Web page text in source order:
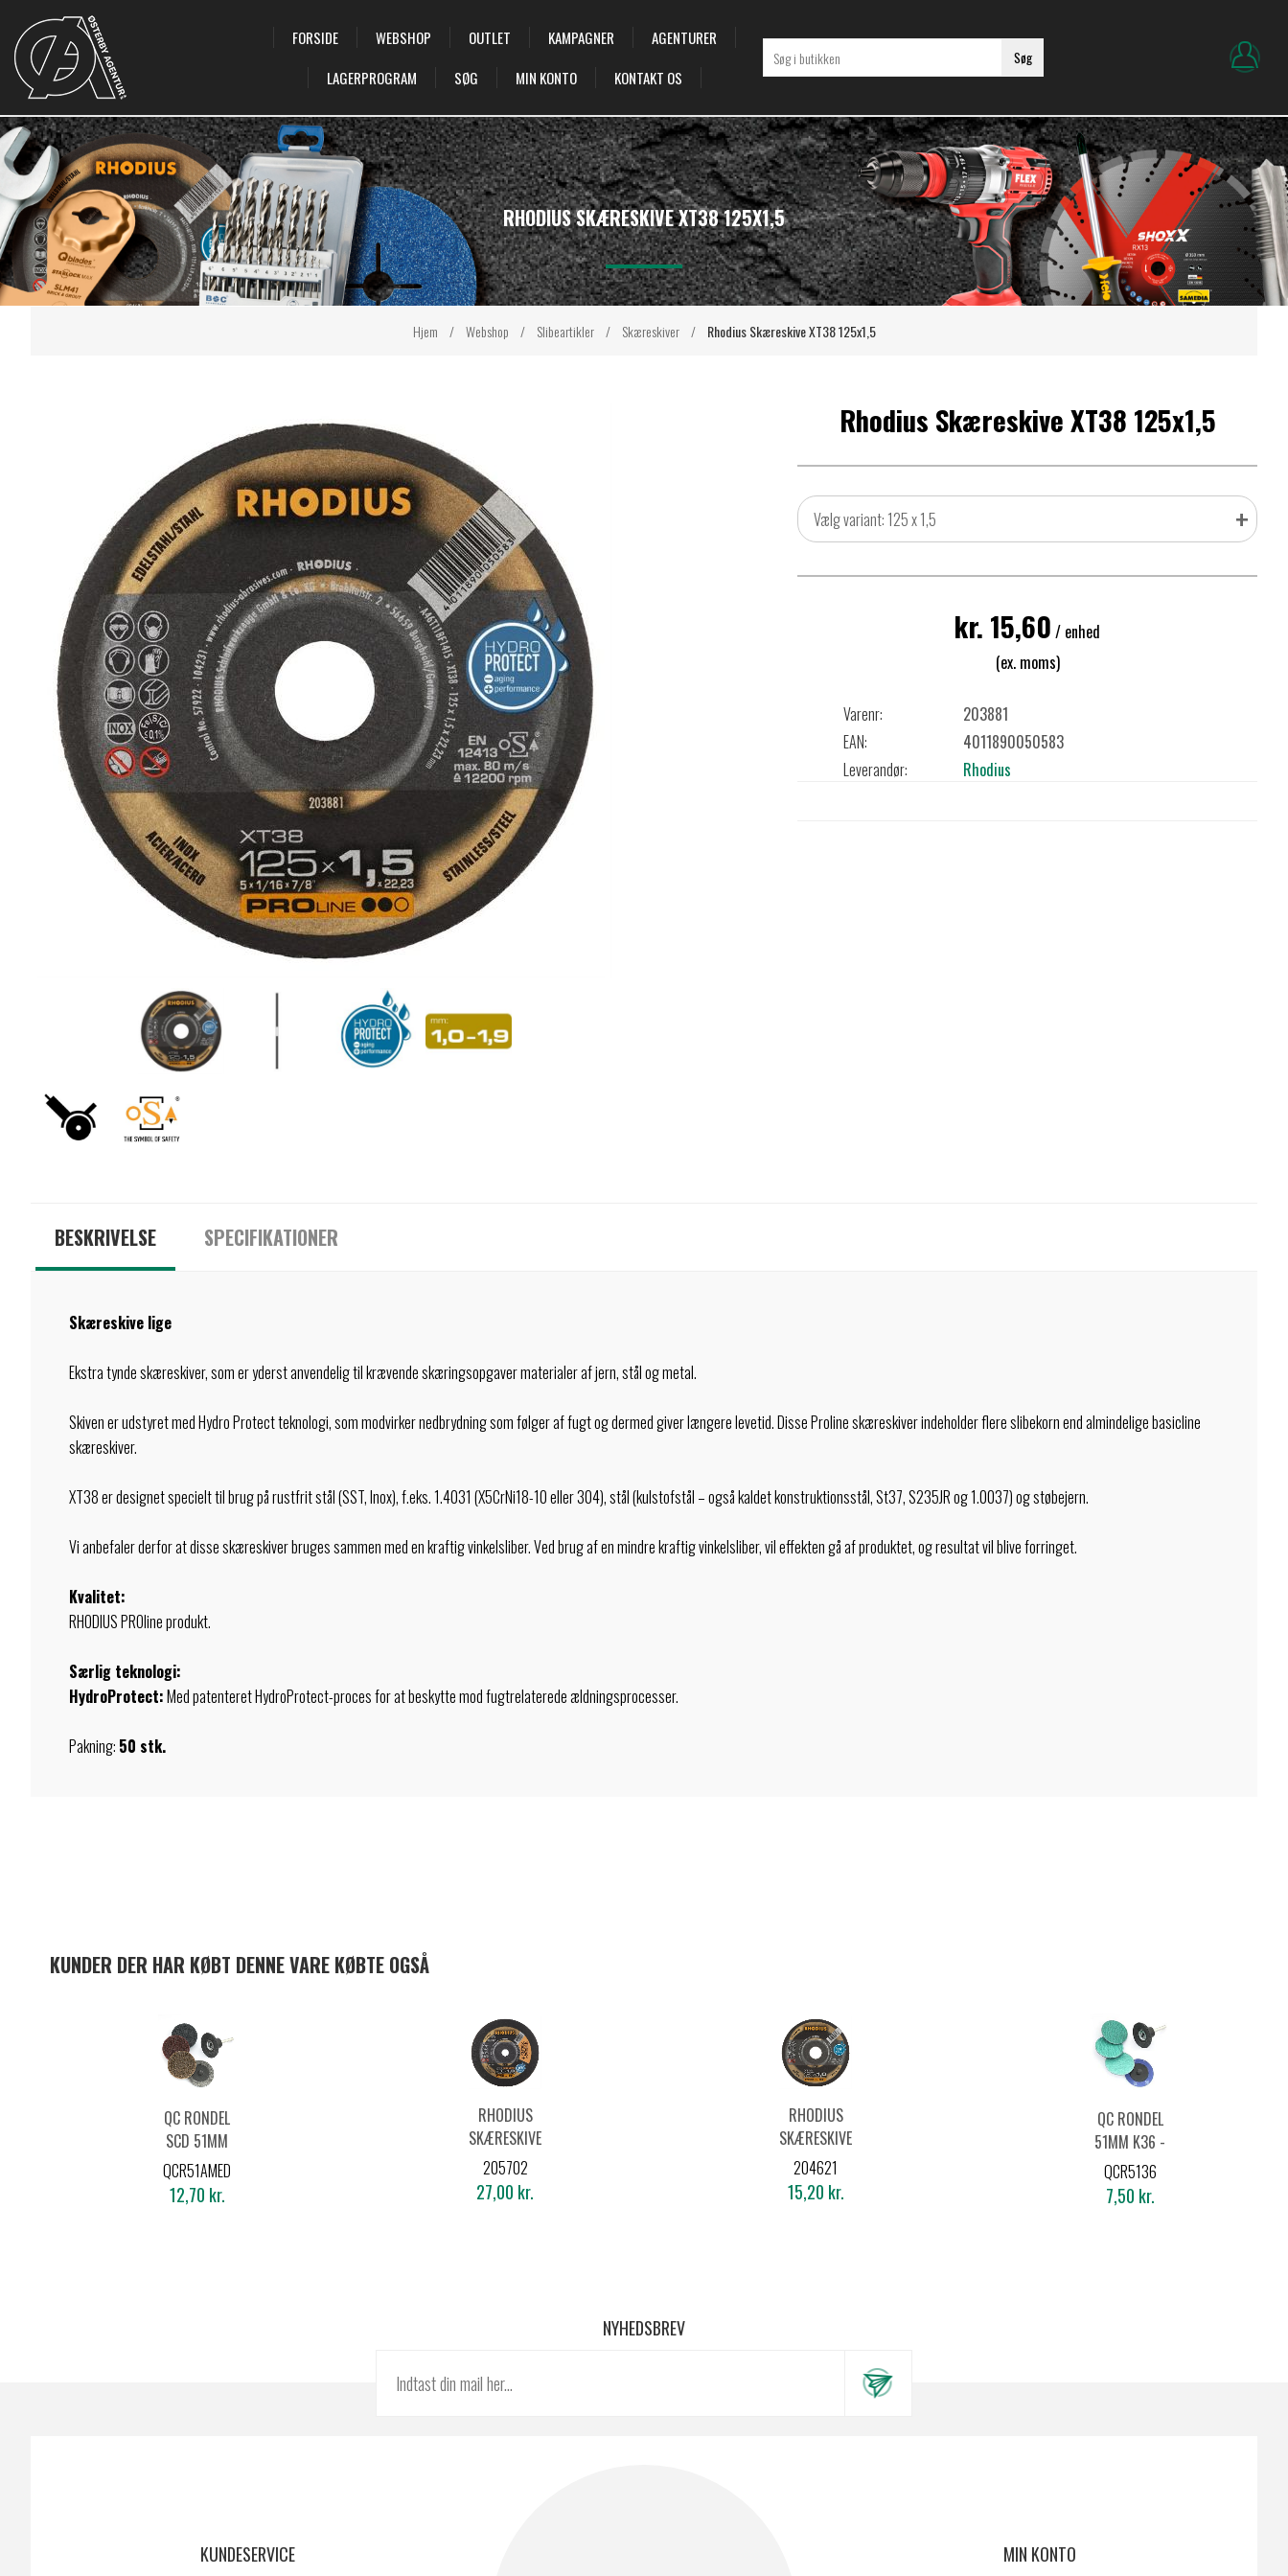
FORSIDE WEBSHOP OUTLET KAMPAGNER
AGENTURER
LAGERPROGRAM
SØG MIN KONTO KONTAKT OS
Søg
Hjem / Webshop / Slibeartikler / Skæreskiver / Rhodius Skæreskive XT38 125x1,5
RHODIUS SKÆRESKIVE XT38 125X1,5
Rhodius Skæreskive XT38 125x1,5
Vælg variant: 125 x 1,5 +
kr. 15,60 / enhed
(ex. moms)
Varenr:
203881
EAN:
4011890050583
Leverandør:
Rhodius
BESKRIVELSE SPECIFIKATIONER
Skæreskive lige
Ekstra tynde skæreskiver, som er yderst anvendelig til krævende skæringsopgaver materialer af jern, stål og metal.
Skiven er udstyret med Hydro Protect teknologi, som modvirker nedbrydning som følger af fugt og dermed giver længere levetid. Disse Proline skæreskiver indeholder flere slibekorn end almindelige basicline
skæreskiver.
XT38 er designet specielt til brug på rustfrit stål (SST, Inox), f.eks. 1.4031 (X5CrNi18-10 eller 304), stål (kulstofstål – også kaldet konstruktionsstål, St37, S235JR og 1.0037) og støbejern.
Vi anbefaler derfor at disse skæreskiver bruges sammen med en kraftig vinkelsliber. Ved brug af en mindre kraftig vinkelsliber, vil effekten gå af produktet, og resultat vil blive forringet.
Kvalitet:
RHODIUS PROline produkt.
Særlig teknologi:
HydroProtect:Med patenteret HydroProtect-proces for at beskytte mod fugtrelaterede ældningsprocesser.
Pakning: 50 stk.
KUNDER DER HAR KØBT DENNE VARE KØBTE OGSÅ
QC RONDEL
SCD 51MM
MEDIUM RØD
-
4301010302
QCR51AMED
12,70 kr.
RHODIUS
SKÆRESKIVE
XT38
230X1,9
205702
27,00 kr.
RHODIUS
SKÆRESKIVE
XT38
125X1,0
204621
15,20 kr.
QC RONDEL
51MM K36 -
4301030200
QCR5136
7,50 kr.
NYHEDSBREV
KUNDESERVICE MIN KONTO